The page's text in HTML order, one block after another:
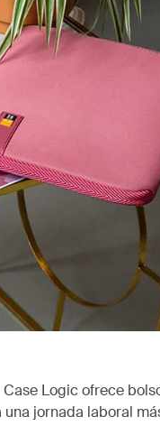
Logic ofrece
jornada laboral